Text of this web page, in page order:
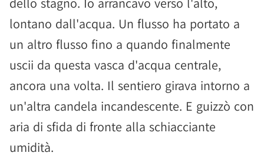
lontano dall'acqua. Un flusso ha portato a
un altro flusso fino a quando finalmente
uscii da questa vasca d'acqua centrale,
ancora una volta. Il sentiero girava intorno a
un'altra candela incandescente. E guizzò con
aria di sfida di fronte alla schiacciante
umidità.